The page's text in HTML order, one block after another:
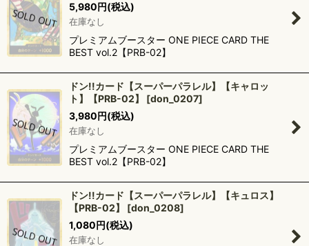
5,980円(税込)
在庫なし
プレミアムブースター ONE PIECE CARD THE
BEST vol.2【PRB-02】
ドン!!カード【スーパーパラレル】【キャロッ
ト】【PRB-02】
[don_0207]
3,980円(税込)
在庫なし
プレミアムブースター ONE PIECE CARD THE
BEST vol.2【PRB-02】
ドン!!カード【スーパーパラレル】【キュロス】
【PRB-02】
[don_0208]
1,080円(税込)
在庫なし